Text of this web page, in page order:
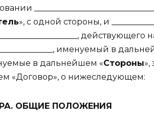
», с одной стороны, и
именуемый в
в дальнейшем «Стороны»,
«Договор», о нижеследующем:
ОБЩИЕ ПОЛОЖЕНИЯ